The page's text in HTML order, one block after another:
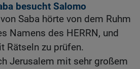
besucht Salomo
Saba hörte von dem Ruhm
Namens des HERRN, und
Rätseln zu prüfen.
Jerusalem mit sehr großem